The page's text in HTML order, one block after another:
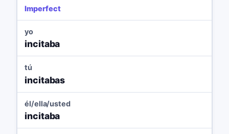
Imperfect
yo
incitaba
tú
incitabas
él/ella/usted
incitaba